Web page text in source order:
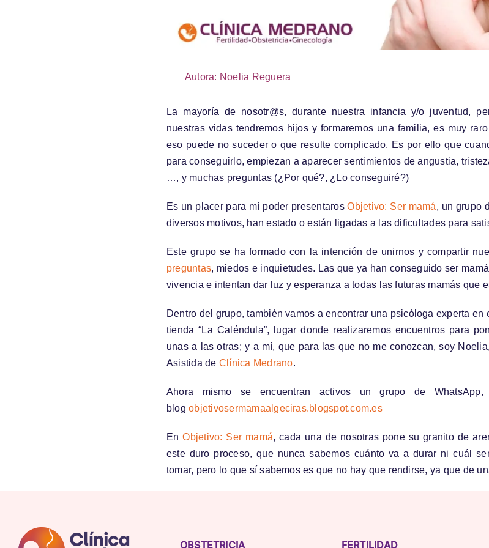
Autora: Noelia Reguera
La mayoría de nosotr@s, durante nuestra infancia y/o juventud,
nuestras vidas tendremos hijos y formaremos una familia, es muy
eso puede no suceder o que resulte complicado. Es por ello que
para conseguirlo, empiezan a aparecer sentimientos de angustia,
…, y muchas preguntas (¿Por qué?, ¿Lo conseguiré?)
Es un placer para mí poder presentarosObjetivo: Ser mamá, un grupo
diversos motivos, han estado o están ligadas a las dificultades para
Este grupo se ha formado con la intención de unirnos y compartir
preguntas, miedos e inquietudes. Las que ya han conseguido ser
vivencia e intentan dar luz y esperanza a todas las futuras mamás que
Dentro del grupo, también vamos a encontrar una psicóloga experta
tienda “La Caléndula”, lugar donde realizaremos encuentros para
unas a las otras; y a mí, que para las que no me conozcan, soy
Asistida de Clínica Medrano.
Ahora mismo se encuentran activos un grupo de
blogobjetivosermamaalgeciras.blogspot.com.es
EnObjetivo: Ser mamá, cada una de nosotras pone su granito de
este duro proceso, que nunca sabemos cuánto va a durar ni cuál
tomar, pero lo que sí sabemos es que no hay que rendirse, ya que de
OBSTETRICIA FERTILIDAD